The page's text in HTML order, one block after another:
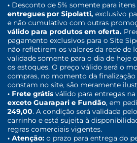
• Desconto de 5% somente para itens
entregues por Sipolatti, exclusivo
e não cumulativo com outras
válido para produtos em oferta.
pagamento exclusivos para o Site
não refletirem os valores da rede de
validade somente para o dia de hoje
os estoques. O preço válido será o
compras, no momento da
constam no site, são meramente
• Frete grátis válido para entregas na
exceto Guarapari e Fundão, em
249,00. A condição será validada
carrinho e está sujeita à
regras comerciais vigentes.
• Atenção: o prazo para entrega do